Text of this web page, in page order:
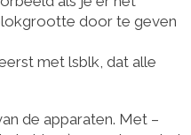
door te geven
met lsblk, dat alle
de apparaten. Met –